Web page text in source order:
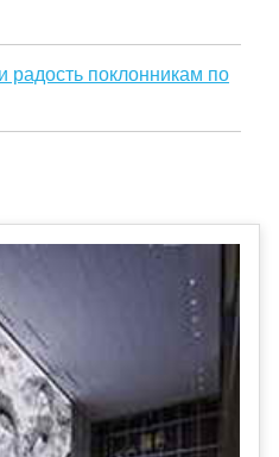
радость поклонникам по